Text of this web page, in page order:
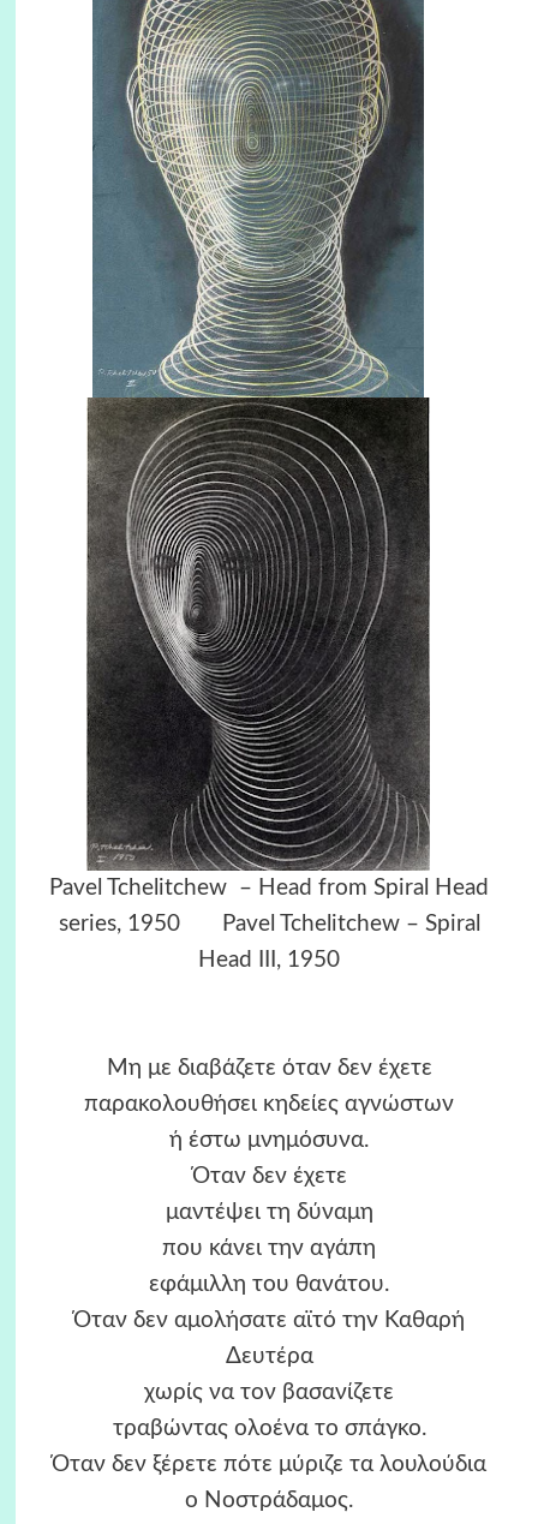
Pavel Tchelitchew – Head from Spiral Head
series, 1950 Pavel Tchelitchew – Spiral
Head III, 1950
Μη με διαβάζετε όταν δεν έχετε
παρακολουθήσει κηδείες αγνώστων
ή έστω μνημόσυνα.
Όταν δεν έχετε
μαντέψει τη δύναμη
που κάνει την αγάπη
εφάμιλλη του θανάτου.
Όταν δεν αμολήσατε αϊτό την Καθαρή
Δευτέρα
χωρίς να τον βασανίζετε
τραβώντας ολοένα το σπάγκο.
Όταν δεν ξέρετε πότε μύριζε τα λουλούδια
ο Νοστράδαμος.